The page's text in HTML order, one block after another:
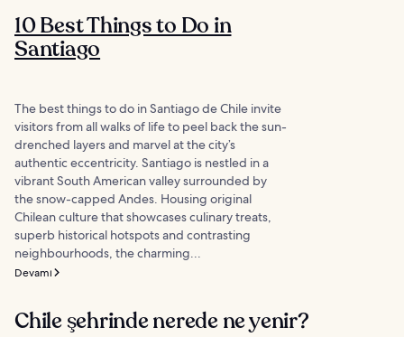
10 Best Things to Do in
Santiago
The best things to do in Santiago de Chile invite
visitors from all walks of life to peel back the sun-
drenched layers and marvel at the city’s
authentic eccentricity. Santiago is nestled in a
vibrant South American valley surrounded by
the snow-capped Andes. Housing original
Chilean culture that showcases culinary treats,
superb historical hotspots and contrasting
neighbourhoods, the charming...
Devamı
Chile şehrinde nerede ne yenir?